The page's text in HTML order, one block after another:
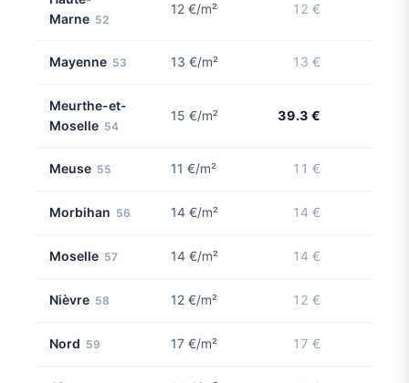
Marne 52
12 €/m² 12 €
Mayenne 53 13 €/m² 13 €
Meurthe-et-
Moselle 54
15 €/m² 39.3 €
Meuse 55 11 €/m² 11 €
Morbihan 56 14 €/m² 14 €
Moselle 57 14 €/m² 14 €
Nièvre 58 12 €/m² 12 €
Nord 59 17 €/m² 17 €